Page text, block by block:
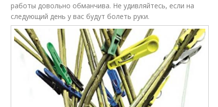
работы довольно обманчива. Не удивляйтесь, если на
следующий день у вас будут болеть руки.